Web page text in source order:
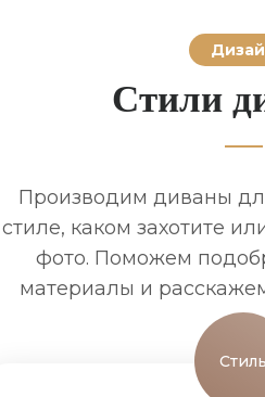
Стили
Производим диваны
стиле, каком захотите
фото. Поможем
материалы и
Стиль